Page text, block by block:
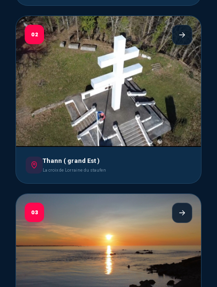
02
Thann ( grand Est )
La croix de Lorraine du staufen
03